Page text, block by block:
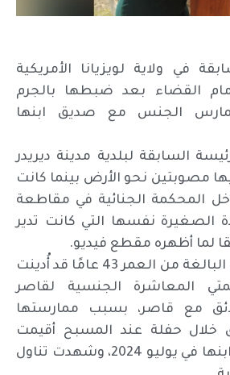
في ولاية لويزيانا الأمريكية
القضاء بعد ضبطها بالجرم
الجنس مع صديق ابنها
السابقة لبلدية مدينة ديريدر
مصوبتين نحو الأرض بينما كانت
المحكمة الجنائية في مقاطعة
الصغيرة نفسها التي كانت تدير
لما أظهره مقطع فيديو.
وكانت الأم لطفلين البالغة من العمر 43 عامًا قد أُدينت
المعاشرة الجنسية لقاصر
مع قاصر، بسبب ممارستها
حفلة عند المسبح أقيمت
احتفالا بعيد ميلاد ابنها في يوليو 2024، وشهدت تناول